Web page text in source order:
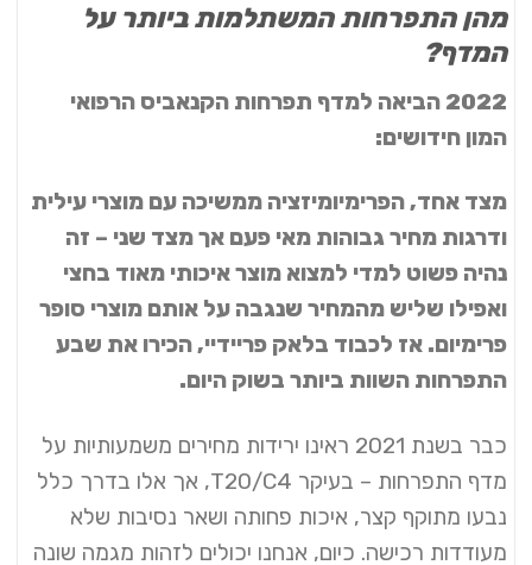
מהן התפרחות המשתלמות ביותר על
המדף?
2022 הביאה למדף תפרחות הקנאביס הרפואי
המון חידושים:
מצד אחד, הפרימיומיזציה ממשיכה עם מוצרי עילית
ודרגות מחיר גבוהות מאי פעם אך מצד שני – זה
נהיה פשוט למדי למצוא מוצר איכותי מאוד בחצי
ואפילו שליש מהמחיר שנגבה על אותם מוצרי סופר
פרימיום. אז לכבוד בלאק פריידיי, הכירו את שבע
התפרחות השוות ביותר בשוק היום.
כבר בשנת 2021 ראינו ירידות מחירים משמעותיות על
מדף התפרחות – בעיקר T20/C4, אך אלו בדרך כלל
נבעו מתוקף קצר, איכות פחותה ושאר נסיבות שלא
מעודדות רכישה. כיום, אנחנו יכולים לזהות מגמה שונה